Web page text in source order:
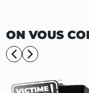
ON VOUS